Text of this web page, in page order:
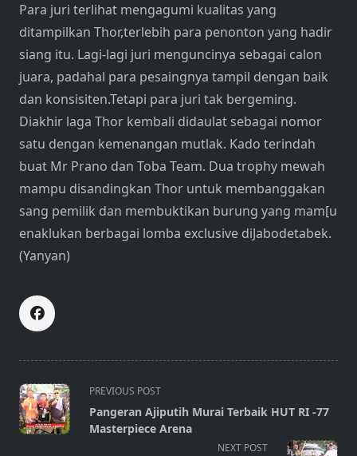
Para juri terlihat mengagumi kualitas yang
ditampilkan Thor,terlebih para penonton yang hadir
siang itu. Lagi-lagi juri menguncinya sebagai calon
juara, padahal para pesaingnya tampil dengan baik
dan konsisiten.Tetapi para juri tak bergeming.
Diakhir laga Thor kembali didaulat sebagai nomor
satu dengan kemenangan mutlak. Kado terindah
buat Mr Prano dan Toba Team. Dua trophy mewah
mampu disandingkan Thor untuk membanggakan
sang pemilik dan membuktikan burung yang mam[u
enaklukan berbagai lomba exclusive diJabodetabek.
(Yanyan)
<span
class="nav-
subtitle
PREVIOUS POST
Pangeran Ajiputih Murai Terbaik HUT RI -77
Masterpiece Arena
NEXT POST